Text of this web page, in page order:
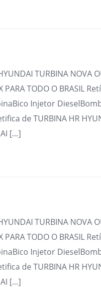
TURBINA NOVA
PARA TODO O BRASIL
Injetor
de TURBINA HR
[…]
TURBINA NOVA
PARA TODO O BRASIL
Injetor
de TURBINA HR
[…]